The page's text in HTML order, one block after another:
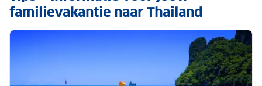
familievakantie naar Thailand